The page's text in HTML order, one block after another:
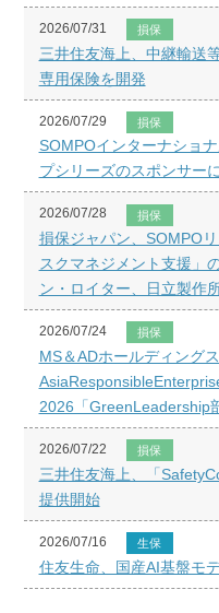
2026/07/31 損保
三井住友海上、中継輸送
専用保険を開発
2026/07/29 損保
SOMPOインターナショ
プシリーズのスポンサー
2026/07/28 損保
損保ジャパン、SOMPO
スクマネジメント支援」
ン・ロイター、日立製作
2026/07/24 損保
MS＆ADホールディング
2026「GreenLeadership
2026/07/22 損保
三井住友海上、「
提供開始
2026/07/16 生保
住友生命、国産AI基盤モ